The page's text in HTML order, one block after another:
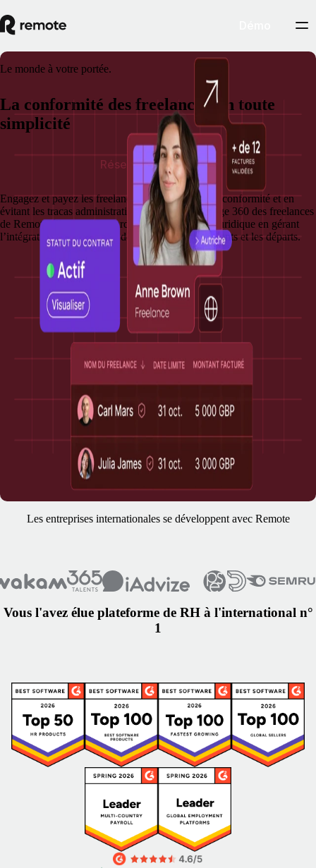
Le monde à votre portée.
La conformité des freelances, en toute
simplicité
Engagez et payez les freelances en garantissant la conformité et en
évitant les tracas administratifs. La solution Pilotage 360 des freelances
de Remote élimine votre fardeau administratif et juridique en gérant
l’intégration, la conformité des contrats, les paiements et les départs.
Réserver une démo
Les entreprises internationales se développent avec Remote
Vous l'avez élue plateforme de RH à l'international n°
1